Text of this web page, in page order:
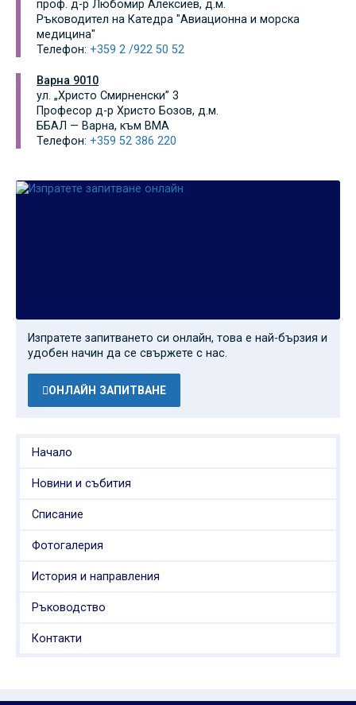
проф. д-р Любомир Алексиев, д.м.
Ръководител на Катедра "Авиационна и морска
медицина"
Телефон: +359 2 /922 50 52
Варна 9010
ул. „Христо Смирненски” 3
Професор д-р Христо Бозов, д.м.
ББАЛ — Варна, към ВМA
Телефон: +359 52 386 220
Изпратете запитването си онлайн, това е най-бързия и
удобен начин да се свържете с нас.
ОНЛАЙН ЗАПИТВАНЕ
Начало
Новини и събития
Списание
Фотогалерия
История и направления
Ръководство
Контакти